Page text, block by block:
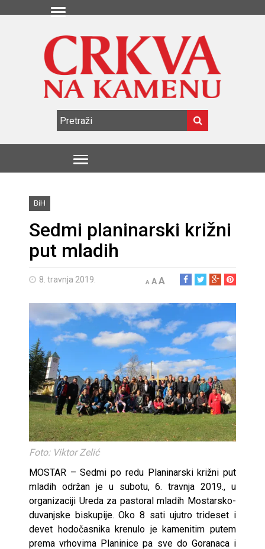
BiH
Sedmi planinarski križni
put mladih
8. travnja 2019. A AA
Foto: Viktor Zelić
MOSTAR – Sedmi po redu Planinarski križni put
mladih održan je u subotu, 6. travnja 2019., u
organizaciji Ureda za pastoral mladih Mostarsko-
duvanjske biskupije. Oko 8 sati ujutro trideset i
devet hodočasnika krenulo je kamenitim putem
prema vrhovima Planinice pa sve do Goranaca i